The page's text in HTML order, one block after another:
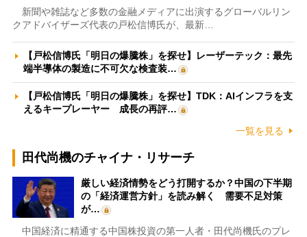
新聞や雑誌など多数の金融メディアに出演するグローバルリン
クアドバイザーズ代表の戸松信博氏が、最新…
【戸松信博氏「明日の爆騰株」を探せ】レーザーテック：最先
端半導体の製造に不可欠な検査装…
【戸松信博氏「明日の爆騰株」を探せ】TDK：AIインフラを支
えるキープレーヤー 成長の再評…
一覧を見る
田代尚機のチャイナ・リサーチ
厳しい経済情勢をどう打開するか？中国の下半期
の「経済運営方針」を読み解く 需要不足対策
が…
中国経済に精通する中国株投資の第一人者・田代尚機氏のプレ